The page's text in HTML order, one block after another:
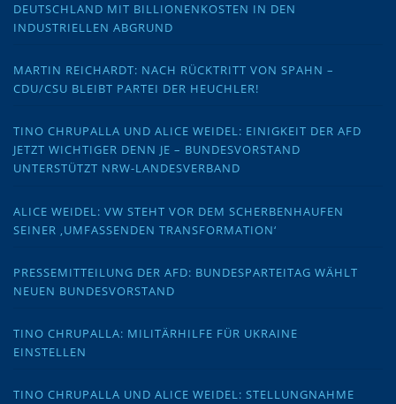
DEUTSCHLAND MIT BILLIONENKOSTEN IN DEN
INDUSTRIELLEN ABGRUND
MARTIN REICHARDT: NACH RÜCKTRITT VON SPAHN –
CDU/CSU BLEIBT PARTEI DER HEUCHLER!
TINO CHRUPALLA UND ALICE WEIDEL: EINIGKEIT DER AFD
JETZT WICHTIGER DENN JE – BUNDESVORSTAND
UNTERSTÜTZT NRW-LANDESVERBAND
ALICE WEIDEL: VW STEHT VOR DEM SCHERBENHAUFEN
SEINER ‚UMFASSENDEN TRANSFORMATION‘
PRESSEMITTEILUNG DER AFD: BUNDESPARTEITAG WÄHLT
NEUEN BUNDESVORSTAND
TINO CHRUPALLA: MILITÄRHILFE FÜR UKRAINE
EINSTELLEN
TINO CHRUPALLA UND ALICE WEIDEL: STELLUNGNAHME